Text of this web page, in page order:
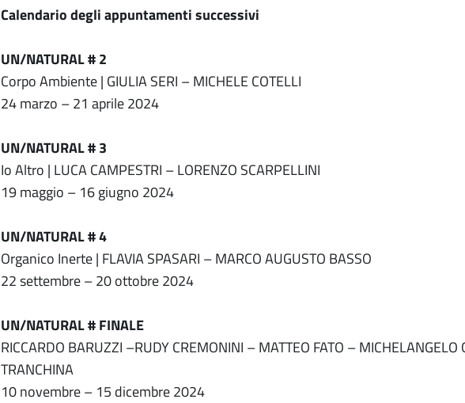
Calendario degli appuntamenti successivi
UN/NATURAL # 2
Corpo Ambiente | GIULIA SERI – MICHELE COTELLI
24 marzo – 21 aprile 2024
UN/NATURAL # 3
Io Altro | LUCA CAMPESTRI – LORENZO SCARPELLINI
19 maggio – 16 giugno 2024
UN/NATURAL # 4
Organico Inerte | FLAVIA SPASARI – MARCO AUGUSTO BASSO
22 settembre – 20 ottobre 2024
UN/NATURAL # FINALE
RICCARDO BARUZZI –RUDY CREMONINI – MATTEO FATO –
TRANCHINA
10 novembre – 15 dicembre 2024